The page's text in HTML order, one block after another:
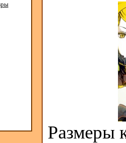
Размеры